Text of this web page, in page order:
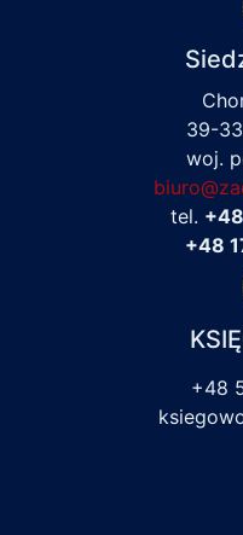
39-
woj.
tel.
+48
+48